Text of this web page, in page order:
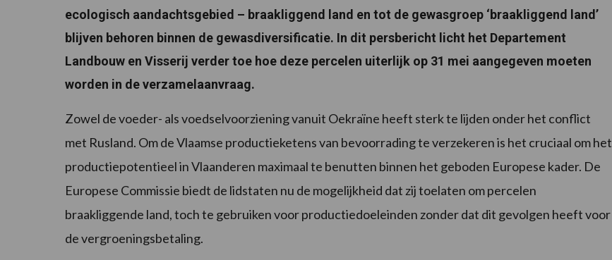
ecologisch aandachtsgebied – braakliggend land en tot de gewasgroep ‘braakliggend land’
blijven behoren binnen de gewasdiversificatie. In dit persbericht licht het Departement
Landbouw en Visserij verder toe hoe deze percelen uiterlijk op 31 mei aangegeven moeten
worden in de verzamelaanvraag.
Zowel de voeder- als voedselvoorziening vanuit Oekraïne heeft sterk te lijden onder het conflict
met Rusland. Om de Vlaamse productieketens van bevoorrading te verzekeren is het cruciaal om het
productiepotentieel in Vlaanderen maximaal te benutten binnen het geboden Europese kader. De
Europese Commissie biedt de lidstaten nu de mogelijkheid dat zij toelaten om percelen
braakliggende land, toch te gebruiken voor productiedoeleinden zonder dat dit gevolgen heeft voor
de vergroeningsbetaling.